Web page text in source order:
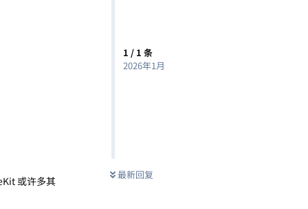
1 / 1 条
2026年1月
最新回复
或许多其